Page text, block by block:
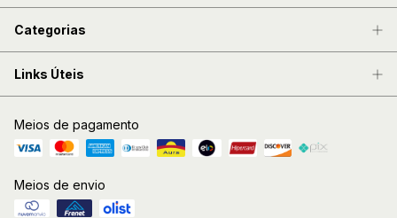
Categorias
Links Úteis
Meios de pagamento
Meios de envio